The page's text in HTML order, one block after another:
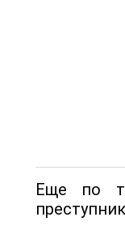
Еще по